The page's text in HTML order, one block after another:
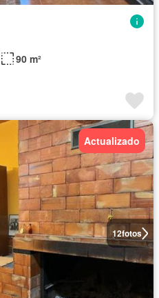
90 m²
12fotos
Actualizado